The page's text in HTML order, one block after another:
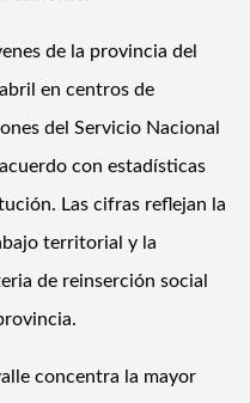
de la provincia del
en centros de
del Servicio Nacional
con estadísticas
Las cifras reflejan la
territorial y la
de reinserción social
concentra la mayor